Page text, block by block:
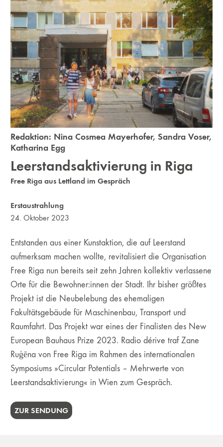
Redaktion: Nina Cosmea Mayerhofer, Sandra Voser,
Katharina Egg
Leerstandsaktivierung in Riga
Free Riga aus Lettland im Gespräch
Erstaustrahlung
24. Oktober 2023
Entstanden aus einer Kunstaktion, die auf Leerstand
aufmerksam machen wollte, revitalisiert die Organisation
Free Riga nun bereits seit zehn Jahren kollektiv verlassene
Orte für die Bewohner:innen der Stadt. Ihr bisher größtes
Projekt ist die Neubelebung des ehemaligen
Fakultätsgebäude für Maschinenbau, Transport und
Raumfahrt. Das Projekt war eines der Finalisten des New
European Bauhaus Prize 2023. Radio dérive traf Zane
Ruģēna von Free Riga im Rahmen des internationalen
Symposiums »Circular Potentials – Mehrwerte von
Leerstandsaktivierung« in Wien zum Gespräch.
ZUR SENDUNG